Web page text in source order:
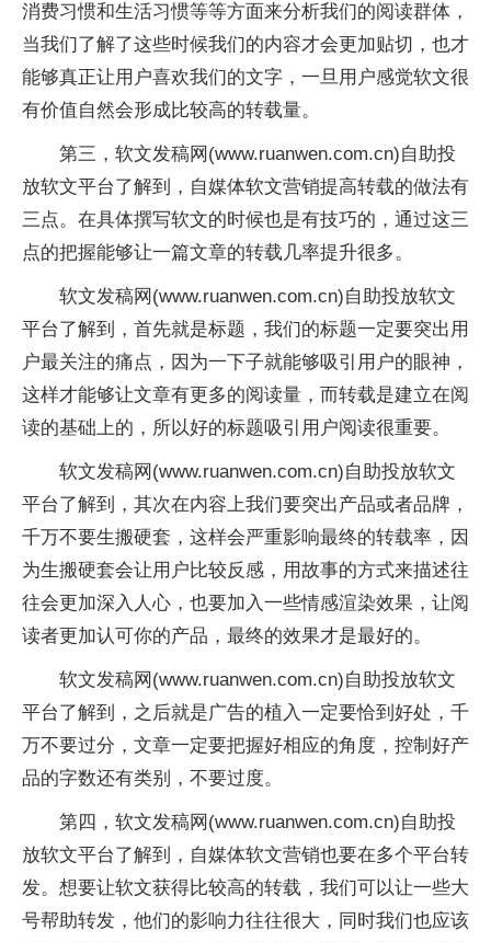
消费习惯和生活习惯等等方面来分析我们的阅读群体，
当我们了解了这些时候我们的内容才会更加贴切，也才
能够真正让用户喜欢我们的文字，一旦用户感觉软文很
有价值自然会形成比较高的转载量。
第三，软文发稿网(www.ruanwen.com.cn)自助投
放软文平台了解到，自媒体软文营销提高转载的做法有
三点。在具体撰写软文的时候也是有技巧的，通过这三
点的把握能够让一篇文章的转载几率提升很多。
软文发稿网(www.ruanwen.com.cn)自助投放软文
平台了解到，首先就是标题，我们的标题一定要突出用
户最关注的痛点，因为一下子就能够吸引用户的眼神，
这样才能够让文章有更多的阅读量，而转载是建立在阅
读的基础上的，所以好的标题吸引用户阅读很重要。
软文发稿网(www.ruanwen.com.cn)自助投放软文
平台了解到，其次在内容上我们要突出产品或者品牌，
千万不要生搬硬套，这样会严重影响最终的转载率，因
为生搬硬套会让用户比较反感，用故事的方式来描述往
往会更加深入人心，也要加入一些情感渲染效果，让阅
读者更加认可你的产品，最终的效果才是最好的。
软文发稿网(www.ruanwen.com.cn)自助投放软文
平台了解到，之后就是广告的植入一定要恰到好处，千
万不要过分，文章一定要把握好相应的角度，控制好产
品的字数还有类别，不要过度。
第四，软文发稿网(www.ruanwen.com.cn)自助投
放软文平台了解到，自媒体软文营销也要在多个平台转
发。想要让软文获得比较高的转载，我们可以让一些大
号帮助转发，他们的影响力往往很大，同时我们也应该